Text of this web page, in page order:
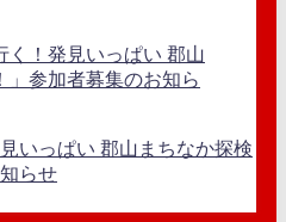
いっぱい 郡山まちなか探検
らせ